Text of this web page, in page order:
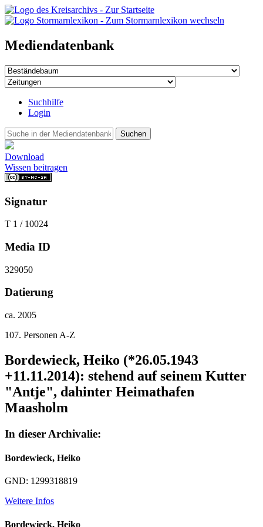
Mediendatenbank
Suchhilfe
Login
Suchen
Download
Wissen beitragen
Signatur
T 1 / 10024
Media ID
329050
Datierung
ca. 2005
107. Personen A-Z
Bordewieck, Heiko (*26.05.1943
+11.11.2014): stehend auf seinem Kutter
"Antje", dahinter Heimathafen
Maasholm
In dieser Archivalie:
Bordewieck, Heiko
GND: 1299318819
Weitere Infos
Bordewieck, Heiko